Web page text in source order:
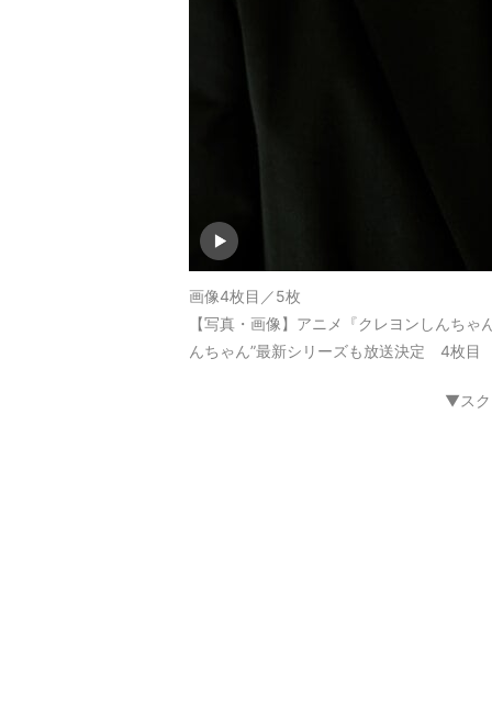
画像4枚目／5枚
【写真・画像】アニメ『クレヨンしんち
んちゃん”最新シリーズも放送決定 4枚目
▼スク